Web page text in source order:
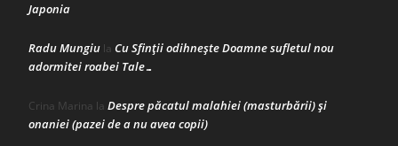
Japonia
Radu Mungiu la Cu Sfinții odihnește Doamne sufletul nou
adormitei roabei Tale…
Crina Marina la Despre păcatul malahiei (masturbării) şi
onaniei (pazei de a nu avea copii)